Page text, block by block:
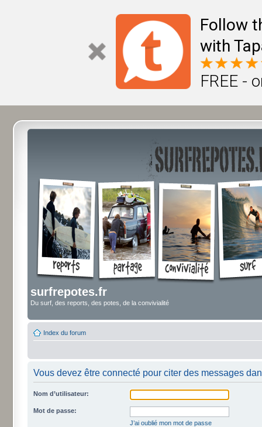
Follow
with
FREE -
surfrepotes.fr
Du surf, des reports, des potes, de la convivialité
Index du forum
Vous devez être connecté pour citer des messages
Nom d’utilisateur:
Mot de passe:
J’ai oublié mon mot de passe